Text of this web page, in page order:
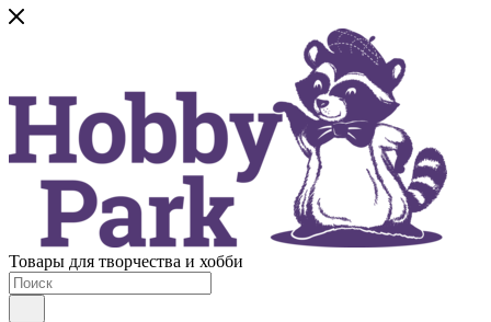
Товары для творчества и хобби